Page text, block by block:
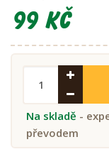
99 Kč
Na skladě -
převodem